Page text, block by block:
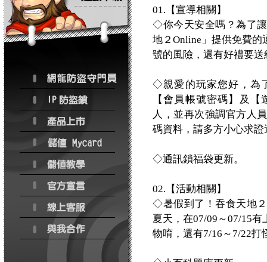
01.【宣導相關】
◇你今天安全嗎？為了
地２Online」提供免費
號的風險，還有好禮要送
◇親愛的玩家您好，為
【會員帳號密碼】及
人，並再次強調官方人
碼資料，請多方小心求
◇通訊鎖福袋更新。
02.【活動相關】
◇暑假到了！吞食天地
夏天，在07/09～07/15
物唷，還有7/16～7/22打